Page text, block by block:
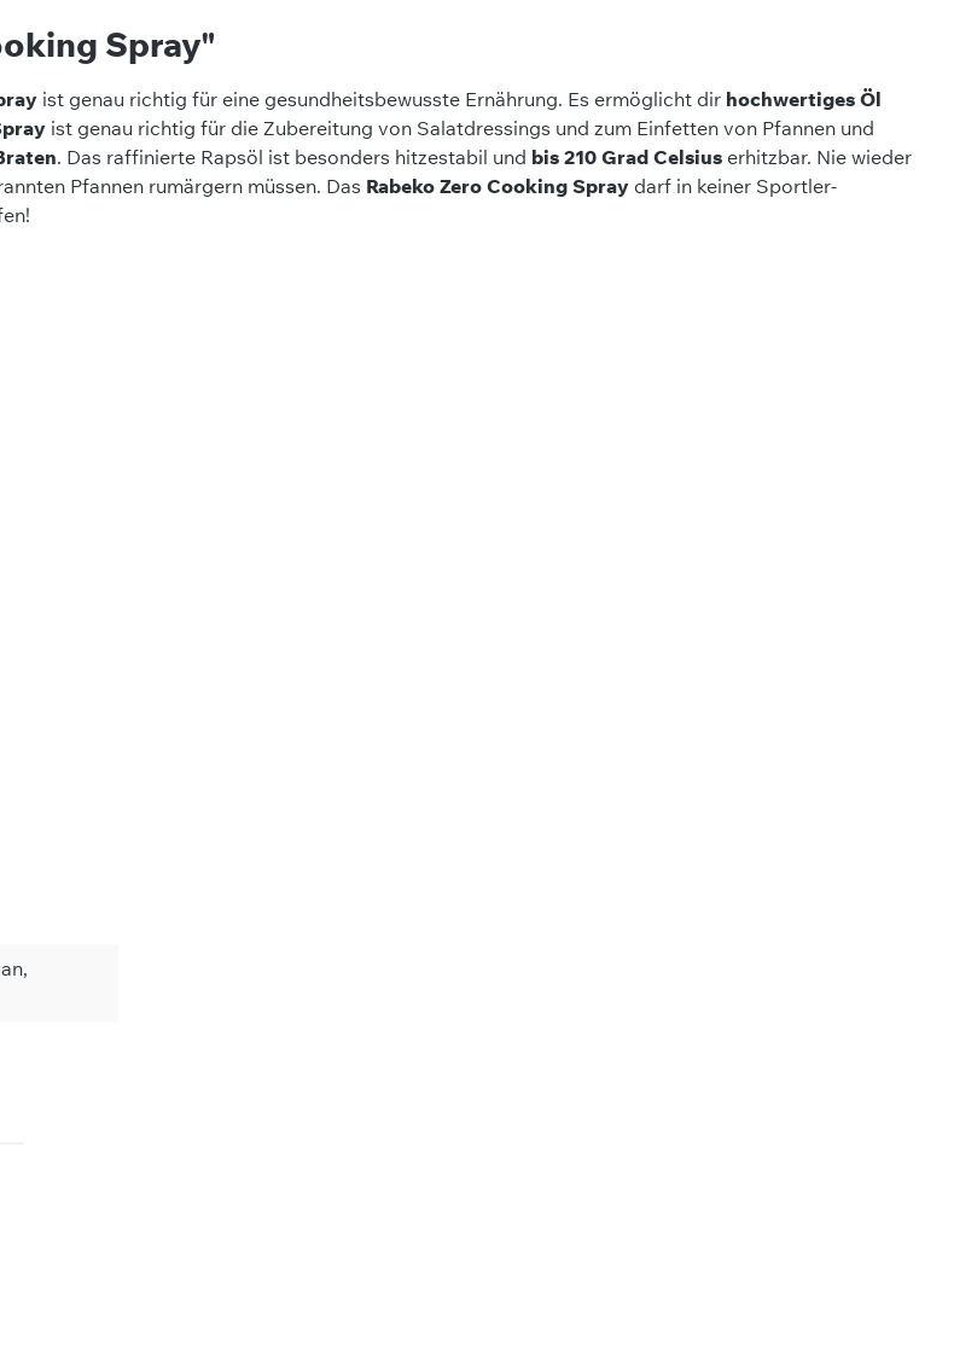
Spray"
ist genau richtig für eine gesundheitsbewusste Ernährung. Es ermöglicht dir hochwertiges Öl
ist genau richtig für die Zubereitung von Salatdressings und zum Einfetten von Pfannen und
. Das raffinierte Rapsöl ist besonders hitzestabil und bis 210 Grad Celsius erhitzbar. Nie wieder
Pfannen rumärgern müssen. Das Rabeko Zero Cooking Spray darf in keiner Sportler-